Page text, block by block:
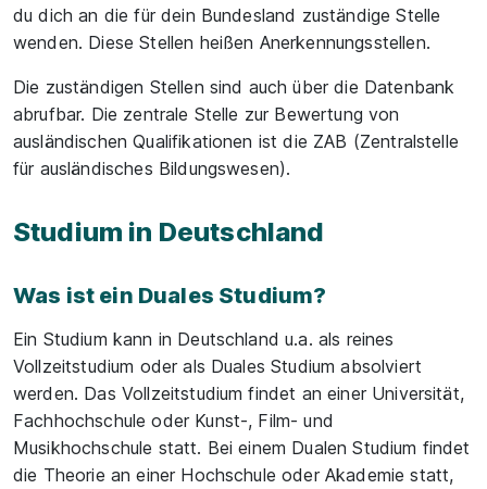
du dich an die für dein Bundesland zuständige Stelle
wenden. Diese Stellen heißen Anerkennungsstellen.
Die zuständigen Stellen sind auch über die Datenbank
abrufbar. Die zentrale Stelle zur Bewertung von
ausländischen Qualifikationen ist die ZAB (Zentralstelle
für ausländisches Bildungswesen).
Studium in Deutschland
Was ist ein Duales Studium?
Ein Studium kann in Deutschland u.a. als reines
Vollzeitstudium oder als Duales Studium absolviert
werden. Das Vollzeitstudium findet an einer Universität,
Fachhochschule oder Kunst-, Film- und
Musikhochschule statt. Bei einem Dualen Studium findet
die Theorie an einer Hochschule oder Akademie statt,